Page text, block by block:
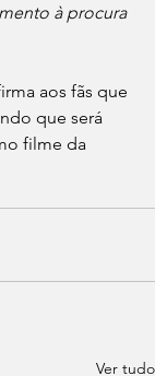
à procura
aos fãs que
que será
filme da
Ver tudo